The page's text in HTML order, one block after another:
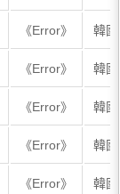
《Error》 韓
《Error》 韓
《Error》 韓
《Error》 韓
《Error》 韓